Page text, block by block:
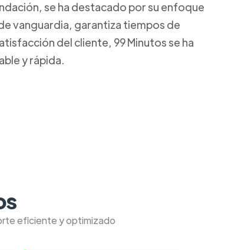
se ha destacado por su enfoque
vanguardia, garantiza tiempos de
del cliente, 99 Minutos se ha
y rápida.
eficiente y optimizado